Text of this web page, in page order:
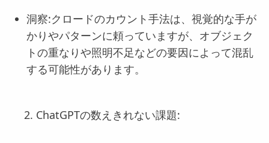
洞察:クロードのカウント手法は、視覚的な手が
かりやパターンに頼っていますが、オブジェク
トの重なりや照明不足などの要因によって混乱
する可能性があります。
ChatGPTの数えきれない課題: